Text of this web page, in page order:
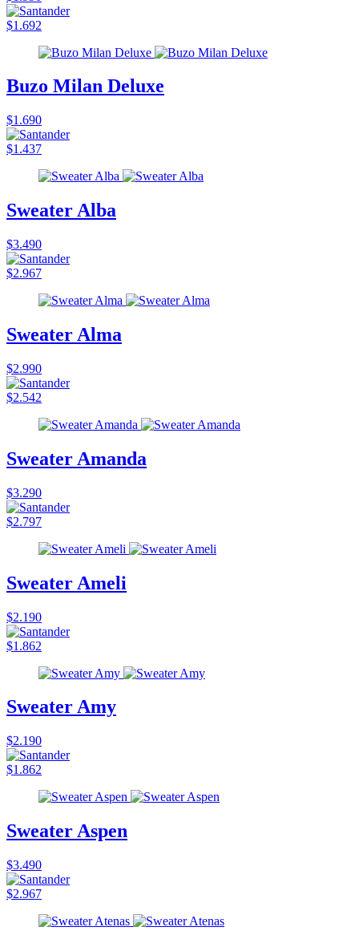
$1.692
Buzo Milan Deluxe
$1.690
$1.437
Sweater Alba
$3.490
$2.967
Sweater Alma
$2.990
$2.542
Sweater Amanda
$3.290
$2.797
Sweater Ameli
$2.190
$1.862
Sweater Amy
$2.190
$1.862
Sweater Aspen
$3.490
$2.967